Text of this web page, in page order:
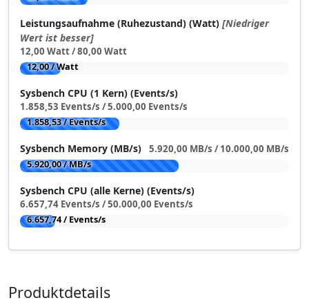
Leistungsaufnahme (Ruhezustand) (Watt) [Niedriger
Wert ist besser]
12,00 Watt / 80,00 Watt
12,00 / Watt
Sysbench CPU (1 Kern) (Events/s)
1.858,53 Events/s / 5.000,00 Events/s
1.858,53 / Events/s
Sysbench Memory (MB/s)
5.920,00 MB/s / 10.000,00 MB/s
5.920,00 / MB/s
Sysbench CPU (alle Kerne) (Events/s)
6.657,74 Events/s / 50.000,00 Events/s
6.657,74 / Events/s
Produktdetails